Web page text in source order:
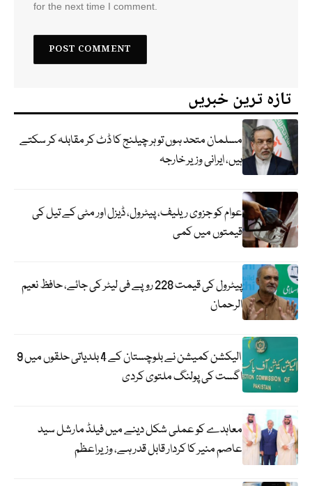
for the next time I comment.
تازہ ترین خبریں
مسلمان متحد ہوں تو ہر چیلنج کا ڈٹ کر مقابلہ کر سکتے
ہیں، ایرانی وزیر خارجہ
عوام کو جزوی ریلیف، پیٹرول، ڈیزل اور مٹی کے تیل کی
قیمتوں میں کمی
پیٹرول کی قیمت 228 روپے فی لیٹر کی جائے، حافظ نعیم
الرحمان
الیکشن کمیشن نے بلوچستان کے 4 بلدیاتی حلقوں میں 9
اگست کی پولنگ ملتوی کردی
معاہدے کو عملی شکل دینے میں فیلڈ مارشل سید
عاصم منیر کا کردار قابل قدر ہے، وزیراعظم